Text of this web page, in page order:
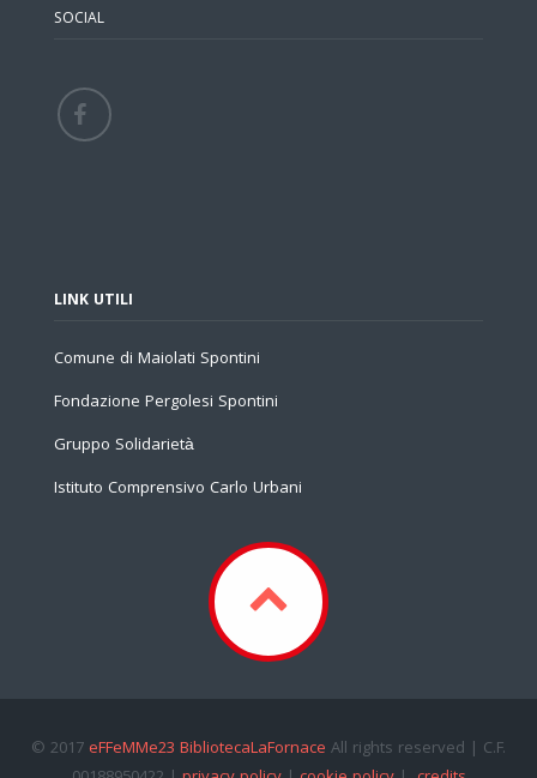
SOCIAL
LINK UTILI
Comune di Maiolati Spontini
Fondazione Pergolesi Spontini
Gruppo Solidarietà
Istituto Comprensivo Carlo Urbani
© 2017 eFFeMMe23 BibliotecaLaFornace All rights reserved | C.F.